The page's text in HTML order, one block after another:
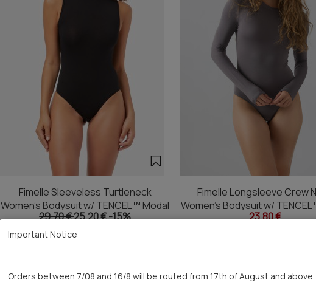
Fimelle Sleeveless Turtleneck
Women's Bodysuit w/ TENCEL™ Modal
29,70 €25,20 €-15%
Fimelle Longsleeve Crew
Women's Bodysuit w/
23,80 €
Important Notice
Orders between 7/08 and 16/8 will be routed from 17th of August and above